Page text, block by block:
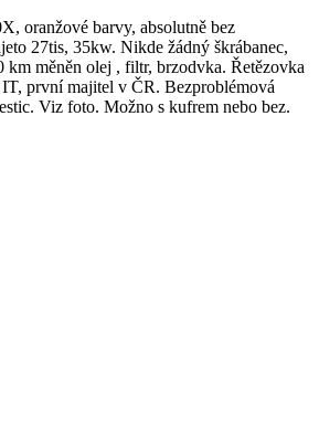
oranžové barvy, absolutně bez
27tis, 35kw. Nikde žádný škrábanec,
km měněn olej , filtr, brzodvka. Řetězovka
první majitel v ČR. Bezproblémová
Viz foto. Možno s kufrem nebo bez.